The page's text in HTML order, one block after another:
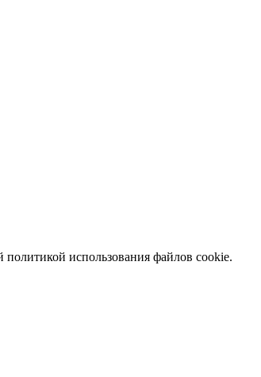
политикой использования файлов cookie.